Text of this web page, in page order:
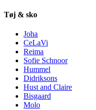
Tøj & sko
Joha
CeLaVi
Reima
Sofie Schnoor
Hummel
Didriksons
Hust and Claire
Bisgaard
Molo